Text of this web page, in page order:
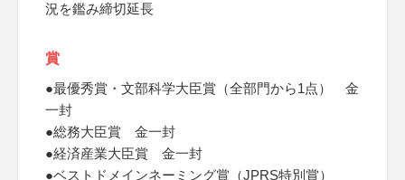
況を鑑み締切延長
賞
●最優秀賞・文部科学大臣賞（全部門から1点） 金
一封
●総務大臣賞 金一封
●経済産業大臣賞 金一封
●ベストドメインネーミング賞（JPRS特別賞）